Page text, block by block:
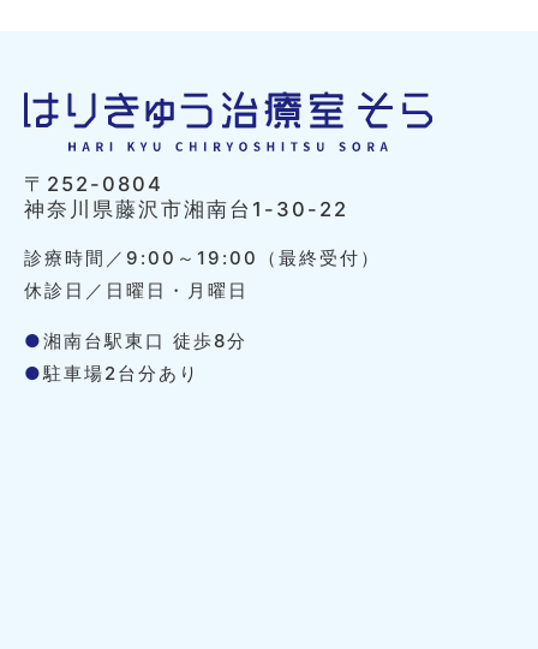
〒252-0804
神奈川県藤沢市湘南台1-30-22
診療時間／9:00～19:00（最終受付）
休診日／日曜日・月曜日
●湘南台駅東口 徒歩8分
●駐車場2台分あり